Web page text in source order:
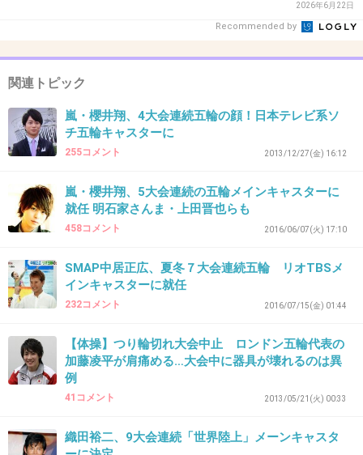
学ばない＆変えられないマスゴミ
+162 -5
みんなの手のひら返しがやばいww
37. 匿名2016/07/19(火) 13:08:40
本気で映画撮ってる人に失礼
本業のキャスター、スポーツ関係者に失礼
2026年6月22日
Recommended by
関連トピック
嵐・櫻井翔、4大会連続五輪の顔！日本テレビ系ソ
チ五輪キャスターに
255コメント 2013/12/27(金) 16:12
嵐・櫻井翔、5大会連続の五輪メインキャスターに
就任 明石家さんま・上田晋也らも
458コメント 2016/06/07(火) 17:10
SMAP中居正広、夏冬７大会連続五輪 リオTBSメ
インキャスターに就任
232コメント 2016/07/15(金) 01:44
【体操】つり輪切れ大会中止 ロンドン五輪代表の
加藤凌平が肩痛める…大会中に器具が壊れるのは異
例
41コメント 2013/05/21(火) 00:33
織田裕二、9大会連続「世界陸上」メーンキャスタ